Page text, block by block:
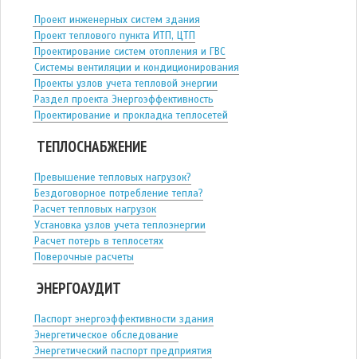
Проект инженерных систем здания
Проект теплового пункта ИТП, ЦТП
Проектирование систем отопления и ГВС
Системы вентиляции и кондиционирования
Проекты узлов учета тепловой энергии
Раздел проекта Энергоэффективность
Проектирование и прокладка теплосетей
ТЕПЛОСНАБЖЕНИЕ
Превышение тепловых нагрузок?
Бездоговорное потребление тепла?
Расчет тепловых нагрузок
Установка узлов учета теплоэнергии
Расчет потерь в теплосетях
Поверочные расчеты
ЭНЕРГОАУДИТ
Паспорт энергоэффективности здания
Энергетическое обследование
Энергетический паспорт предприятия